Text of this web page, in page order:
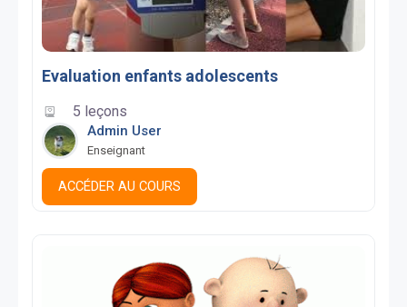
Evaluation enfants adolescents
5 leçons
Admin User
Enseignant
ACCÉDER AU COURS